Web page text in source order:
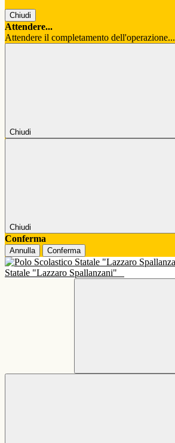
Chiudi
Attendere...
Attendere il completamento dell'operazione...
Chiudi
Chiudi
Conferma
Annulla Conferma
Statale "Lazzaro Spallanzani"